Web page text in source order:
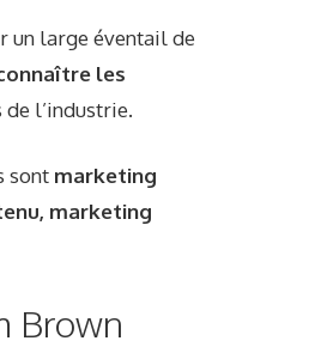
un large éventail de
les
l’industrie.
sont marketing
marketing
Brown